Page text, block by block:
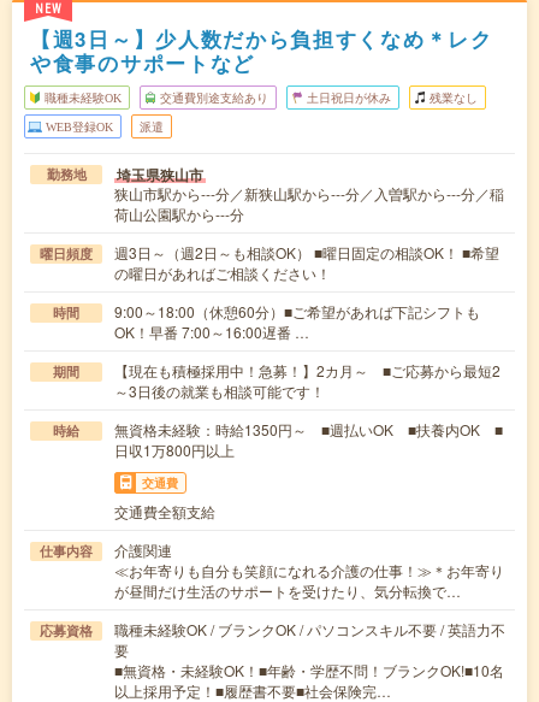
NEW
【週3日～】少人数だから負担すくなめ＊レク
や食事のサポートなど
職種未経験OK 交通費別途支給あり 土日祝日が休み 残業なし
WEB登録OK 派遣
勤務地 埼玉県狭山市
狭山市駅から---分／新狭山駅から---分／入曽駅から---分／稲
荷山公園駅から---分
曜日頻度
週3日～（週2日～も相談OK） ■曜日固定の相談OK！ ■希望
の曜日があればご相談ください！
時間
9:00～18:00（休憩60分）■ご希望があれば下記シフトも
OK！早番 7:00～16:00遅番 …
期間
【現在も積極採用中！急募！】2カ月～ ■ご応募から最短2
～3日後の就業も相談可能です！
時給
無資格未経験：時給1350円～ ■週払いOK ■扶養内OK ■
日収1万800円以上
交通費
交通費全額支給
仕事内容
介護関連
≪お年寄りも自分も笑顔になれる介護の仕事！≫＊お年寄り
が昼間だけ生活のサポートを受けたり、気分転換で…
応募資格
職種未経験OK / ブランクOK / パソコンスキル不要 / 英語力不
要
■無資格・未経験OK！■年齢・学歴不問！ブランクOK!■10名
以上採用予定！■履歴書不要■社会保険完…